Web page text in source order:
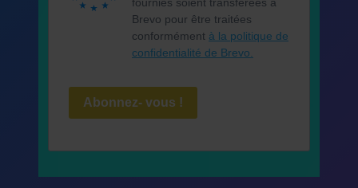
Brevo pour être traitées
conformément à la politique de
confidentialité de Brevo.
Abonnez- vous !